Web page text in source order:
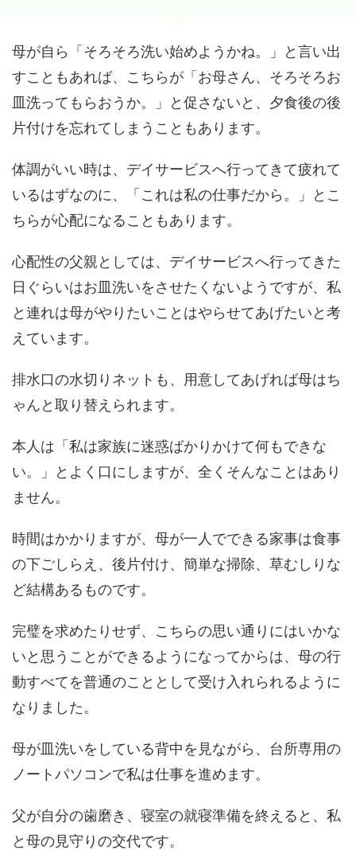
母が自ら「そろそろ洗い始めようかね。」と言い出
すこともあれば、こちらが「お母さん、そろそろお
皿洗ってもらおうか。」と促さないと、夕食後の後
片付けを忘れてしまうこともあります。
体調がいい時は、デイサービスへ行ってきて疲れて
いるはずなのに、「これは私の仕事だから。」とこ
ちらが心配になることもあります。
心配性の父親としては、デイサービスへ行ってきた
日ぐらいはお皿洗いをさせたくないようですが、私
と連れは母がやりたいことはやらせてあげたいと考
えています。
排水口の水切りネットも、用意してあげれば母はち
ゃんと取り替えられます。
本人は「私は家族に迷惑ばかりかけて何もできな
い。」とよく口にしますが、全くそんなことはあり
ません。
時間はかかりますが、母が一人でできる家事は食事
の下ごしらえ、後片付け、簡単な掃除、草むしりな
ど結構あるものです。
完璧を求めたりせず、こちらの思い通りにはいかな
いと思うことができるようになってからは、母の行
動すべてを普通のこととして受け入れられるように
なりました。
母が皿洗いをしている背中を見ながら、台所専用の
ノートパソコンで私は仕事を進めます。
父が自分の歯磨き、寝室の就寝準備を終えると、私
と母の見守りの交代です。